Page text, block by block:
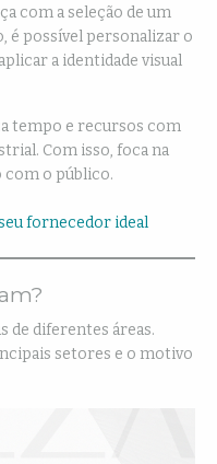
com a seleção de um
é possível personalizar o
a identidade visual
tempo e recursos com
Com isso, foca na
com o público.
fornecedor ideal
de diferentes áreas.
setores e o motivo